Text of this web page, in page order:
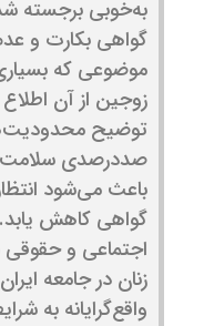
به‌خوبی برجسته
گواهی بکارت و
موضوعی که
زوجین از آن
توضیح
صددرصدی سلامت
باعث می‌شود
گواهی کاهش
اجتماعی و حقوقی
زنان در جامعه
واقع‌گرایانه به